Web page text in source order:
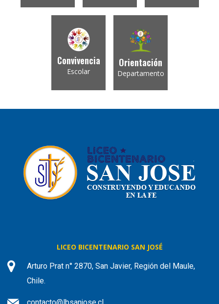
Convivencia
Escolar
Orientación
Departamento
LICEO BICENTENARIO SAN JOSÉ
Arturo Prat n° 2870, San Javier, Región del Maule,
Chile.